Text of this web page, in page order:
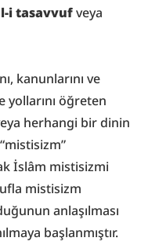
i tasavvuf
kanunlarını ve
öğreten
herhangi bir dinin
İslâm mistisizmi
mistisizm
anlaşılması
başlanmıştır.